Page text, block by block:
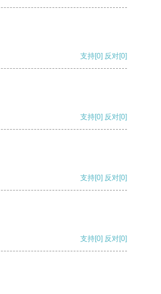
支持[0] 反对[0]
支持[0] 反对[0]
支持[0] 反对[0]
支持[0] 反对[0]